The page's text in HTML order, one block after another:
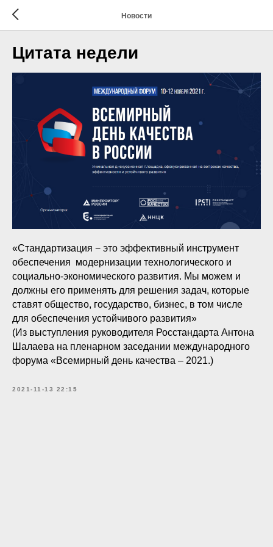
Новости
Цитата недели
«Стандартизация − это эффективный инструмент
обеспечения модернизации технологического и
социально-экономического развития. Мы можем и
должны его применять для решения задач, которые
ставят общество, государство, бизнес, в том числе
для обеспечения устойчивого развития»
(Из выступления руководителя Росстандарта Антона
Шалаева на пленарном заседании международного
форума «Всемирный день качества – 2021.)
2021-11-13 22:15